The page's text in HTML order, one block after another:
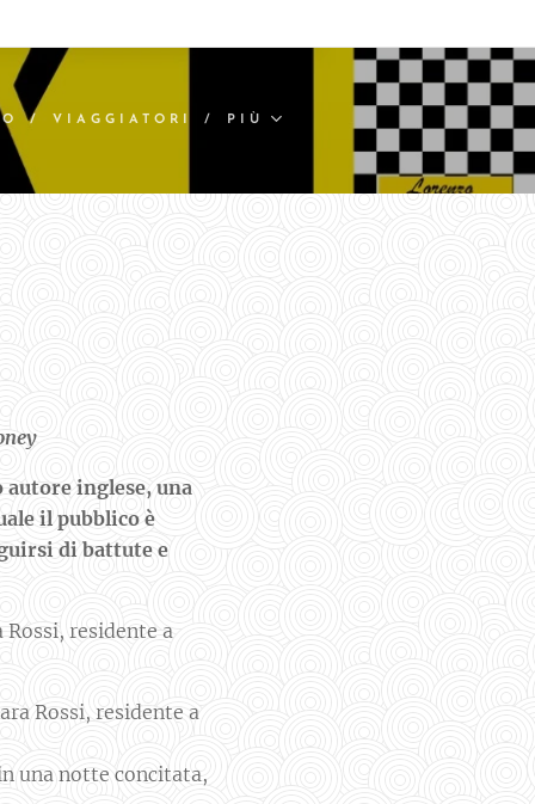
VIAGGIATORI PIÙ
autore inglese, una
il pubblico è
di battute e
residente a
Rossi, residente a
una notte concitata,